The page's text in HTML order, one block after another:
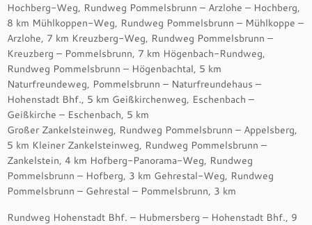
Hochberg-Weg, Rundweg Pommelsbrunn – Arzlohe – Hochberg,
8 km Mühlkoppen-Weg, Rundweg Pommelsbrunn – Mühlkoppe –
Arzlohe, 7 km Kreuzberg-Weg, Rundweg Pommelsbrunn –
Kreuzberg – Pommelsbrunn, 7 km Högenbach-Rundweg,
Rundweg Pommelsbrunn – Högenbachtal, 5 km
Naturfreundeweg, Pommelsbrunn – Naturfreundehaus –
Hohenstadt Bhf., 5 km Geißkirchenweg, Eschenbach –
Geißkirche – Eschenbach, 5 km
Großer Zankelsteinweg, Rundweg Pommelsbrunn – Appelsberg,
5 km Kleiner Zankelsteinweg, Rundweg Pommelsbrunn –
Zankelstein, 4 km Hofberg-Panorama-Weg, Rundweg
Pommelsbrunn – Hofberg, 3 km Gehrestal-Weg, Rundweg
Pommelsbrunn – Gehrestal – Pommelsbrunn, 3 km
Rundweg Hohenstadt Bhf. – Hubmersberg – Hohenstadt Bhf., 9